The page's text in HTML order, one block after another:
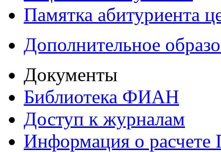
Памятка абитуриента
Дополнительное
Документы
Библиотека ФИАН
Доступ к журналам
Информация о